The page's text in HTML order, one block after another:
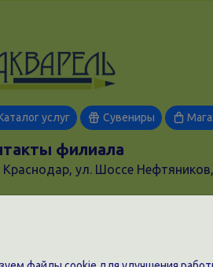
услуг Сувениры
филиала
Краснодар, ул. Шоссе